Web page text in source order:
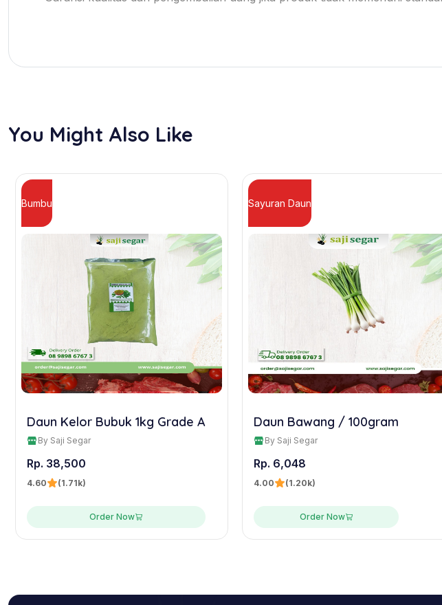
You Might Also Like
Bumbu
Daun Kelor Bubuk 1kg Grade A
By Saji Segar
Rp. 38,500
4.60 (1.71k)
Order Now
Sayuran Daun
Daun Bawang / 100gram
By Saji Segar
Rp. 6,048
4.00 (1.20k)
Order Now